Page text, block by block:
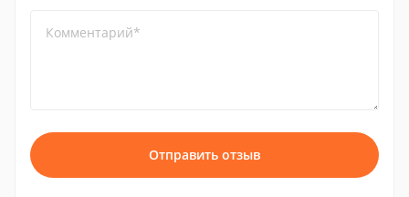
Комментарий*
Отправить отзыв